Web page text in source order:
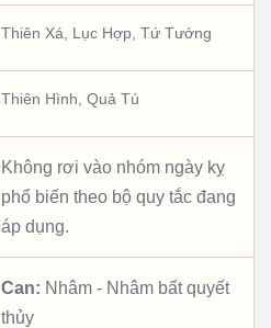
Thiên Xá Lục Hợp Tứ Tướng
Thiên Hình Quả Tú
Không rơi vào nhóm ngày kỵ
phổ biến theo bộ quy tắc đang
áp dụng.
Can: Nhâm - Nhâm bất quyết
thủy